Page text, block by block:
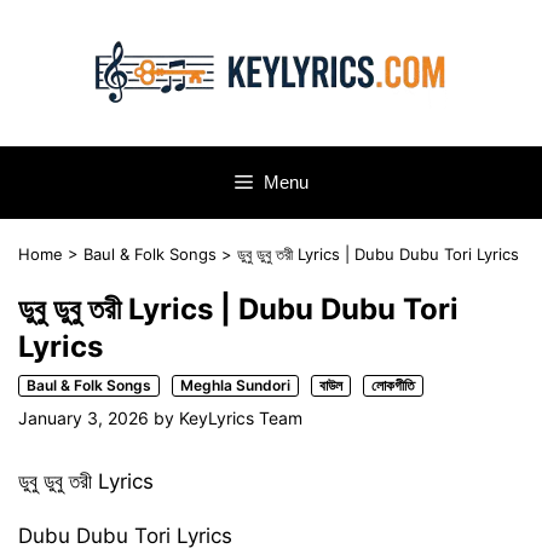
Menu
Home > Baul & Folk Songs > ডুবু ডুবু তরী Lyrics | Dubu Dubu Tori Lyrics
ডুবু ডুবু তরী Lyrics | Dubu Dubu Tori
Lyrics
Baul & Folk Songs Meghla Sundori বাউল লোকগীতি
January 3, 2026 by KeyLyrics Team
ডুবু ডুবু তরী Lyrics
Dubu Dubu Tori Lyrics